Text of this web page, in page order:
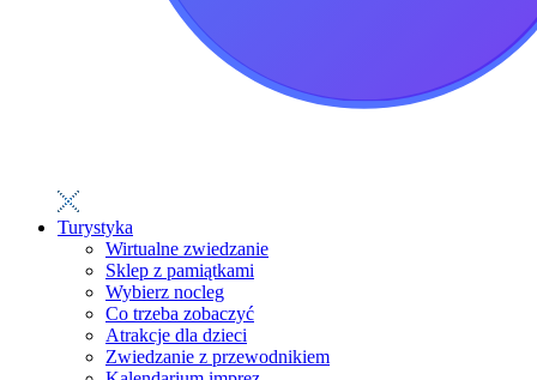
Turystyka
Wirtualne zwiedzanie
Sklep z pamiątkami
Wybierz nocleg
Co trzeba zobaczyć
Atrakcje dla dzieci
Zwiedzanie z przewodnikiem